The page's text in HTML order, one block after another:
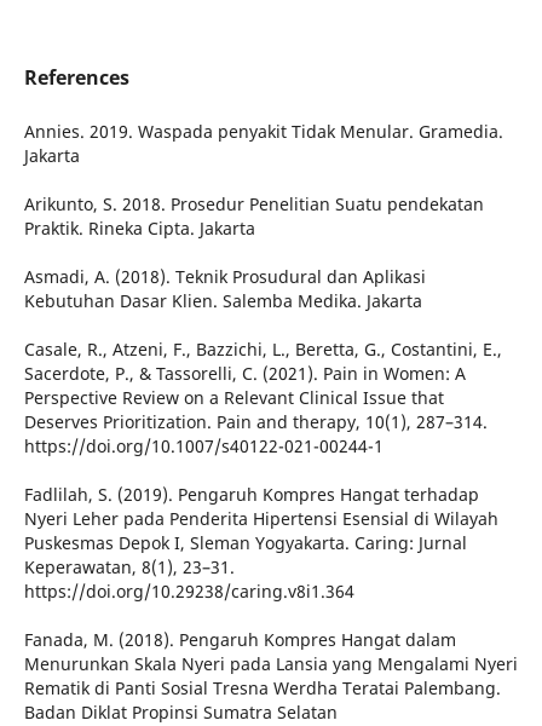
References
Annies. 2019. Waspada penyakit Tidak Menular. Gramedia.
Jakarta
Arikunto, S. 2018. Prosedur Penelitian Suatu pendekatan
Praktik. Rineka Cipta. Jakarta
Asmadi, A. (2018). Teknik Prosudural dan Aplikasi
Kebutuhan Dasar Klien. Salemba Medika. Jakarta
Casale, R., Atzeni, F., Bazzichi, L., Beretta, G., Costantini, E.,
Sacerdote, P., & Tassorelli, C. (2021). Pain in Women: A
Perspective Review on a Relevant Clinical Issue that
Deserves Prioritization. Pain and therapy, 10(1), 287–314.
https://doi.org/10.1007/s40122-021-00244-1
Fadlilah, S. (2019). Pengaruh Kompres Hangat terhadap
Nyeri Leher pada Penderita Hipertensi Esensial di Wilayah
Puskesmas Depok I, Sleman Yogyakarta. Caring: Jurnal
Keperawatan, 8(1), 23–31.
https://doi.org/10.29238/caring.v8i1.364
Fanada, M. (2018). Pengaruh Kompres Hangat dalam
Menurunkan Skala Nyeri pada Lansia yang Mengalami Nyeri
Rematik di Panti Sosial Tresna Werdha Teratai Palembang.
Badan Diklat Propinsi Sumatra Selatan